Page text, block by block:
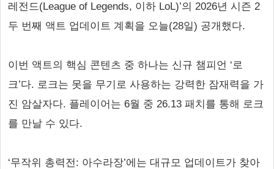
레전드(League of Legends, 이하 LoL)’의 2026년 시즌 2
두 번째 액트 업데이트 계획을 오늘(28일) 공개했다.
이번 액트의 핵심 콘텐츠 중 하나는 신규 챔피언 ‘로
크’다. 로크는 못을 무기로 사용하는 강력한 잠재력을 가
진 암살자다. 플레이어는 6월 중 26.13 패치를 통해 로크
를 만날 수 있다.
‘무작위 총력전: 아수라장’에는 대규모 업데이트가 찾아